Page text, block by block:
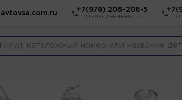
+7(978) 206-206-5
ОТЕЧЕСТВЕННЫЕ ТС